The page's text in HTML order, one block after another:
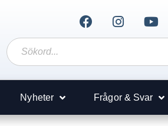
Nyheter Frågor & Svar